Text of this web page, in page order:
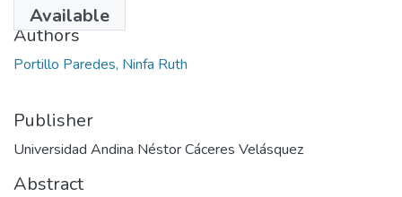
Available
Authors
Portillo Paredes, Ninfa Ruth
Publisher
Universidad Andina Néstor Cáceres Velásquez
Abstract